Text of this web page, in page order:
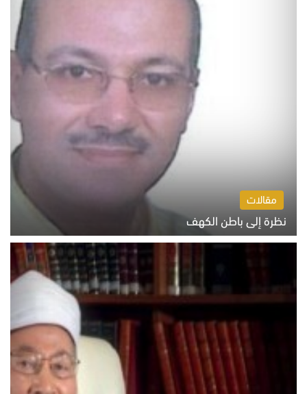
مقالات
نظرة إلى باطن الكهف
السبت 8 أغسطس 2026 11:04 ص